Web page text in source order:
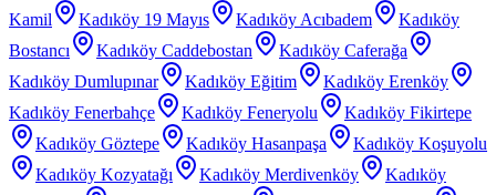
Kamil
Kadıköy 19 Mayıs Kadıköy Acıbadem
Kadıköy
Bostancı
Kadıköy Caddebostan
Kadıköy Caferağa
Kadıköy Dumlupınar
Kadıköy Eğitim
Kadıköy Erenköy
Kadıköy Fenerbahçe
Kadıköy Feneryolu
Kadıköy Fikirtepe
Kadıköy Göztepe
Kadıköy Hasanpaşa
Kadıköy Koşuyolu
Kadıköy Kozyatağı
Kadıköy Merdivenköy
Kadıköy